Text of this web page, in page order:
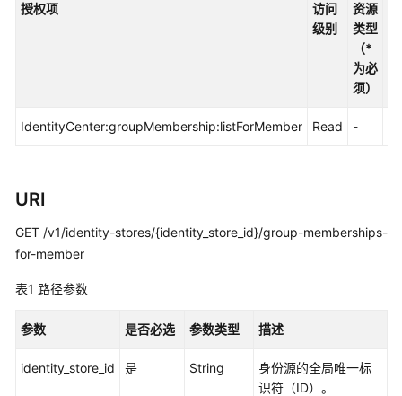
指
读
概
如
何
授权项
访问
级别
资源
类型
（*
为必
须）
IdentityCenter:groupMembership:listForMember Read -
URI
GET /v1/identity-stores/{identity_store_id}/group-memberships-
for-member
表1 路径参数
参数 是否必选 参数类型 描述
identity_store_id 是 String
身份源的全局唯一标
识符（ID）。